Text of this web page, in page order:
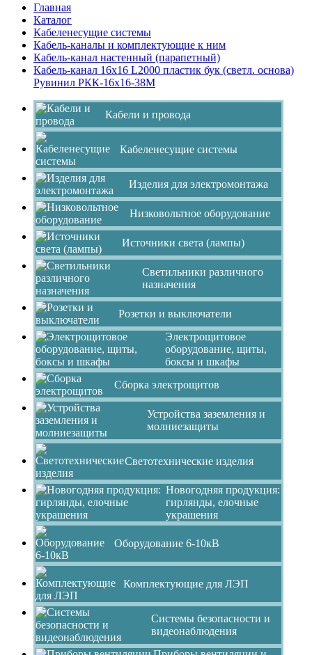
Главная
Каталог
Кабеленесущие системы
Кабель-каналы и комплектующие к ним
Кабель-канал настенный (парапетный)
Кабель-канал 16х16 L2000 пластик бук (светл. основа)
Рувинил РКК-16х16-38М
Кабели и провода
Кабеленесущие системы
Изделия для электромонтажа
Низковольтное оборудование
Источники света (лампы)
Светильники различного
назначения
Розетки и выключатели
Электрощитовое
оборудование, щиты,
боксы и шкафы
Сборка электрощитов
Устройства заземления и
молниезащиты
Светотехнические изделия
Новогодняя продукция:
гирлянды, елочные
украшения
Оборудование 6-10кВ
Комплектующие для ЛЭП
Системы безопасности и
видеонаблюдения